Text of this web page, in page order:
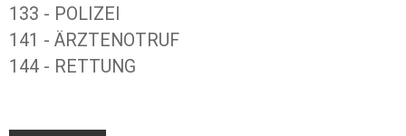
133 - POLIZEI
141 - ÄRZTENOTRUF
144 - RETTUNG